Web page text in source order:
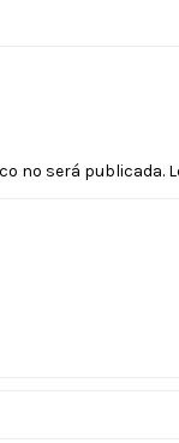
no será publicada.